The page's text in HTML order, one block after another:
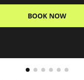
BOOK NOW